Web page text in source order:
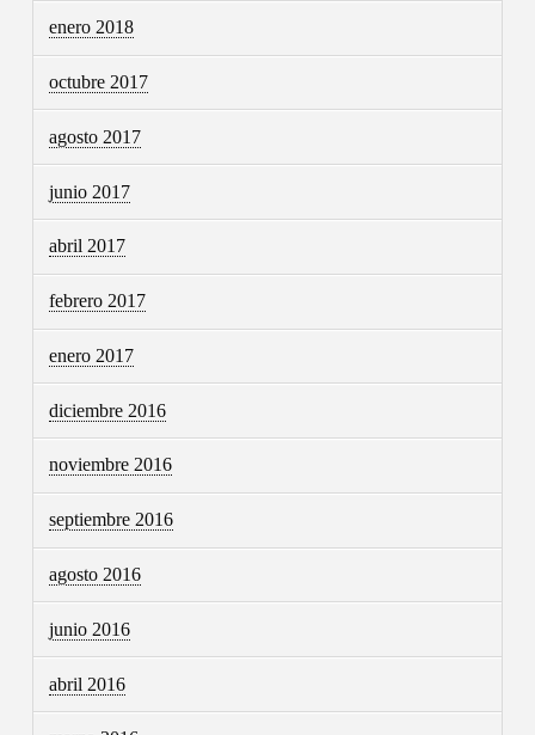
enero 2018
octubre 2017
agosto 2017
junio 2017
abril 2017
febrero 2017
enero 2017
diciembre 2016
noviembre 2016
septiembre 2016
agosto 2016
junio 2016
abril 2016